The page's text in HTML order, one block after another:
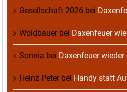
Gesellschaft 2026 bei
Woidbauerbei Daxenfeuer
Sonnia bei Daxenfeuer
Heinz Peterbei Handy statt